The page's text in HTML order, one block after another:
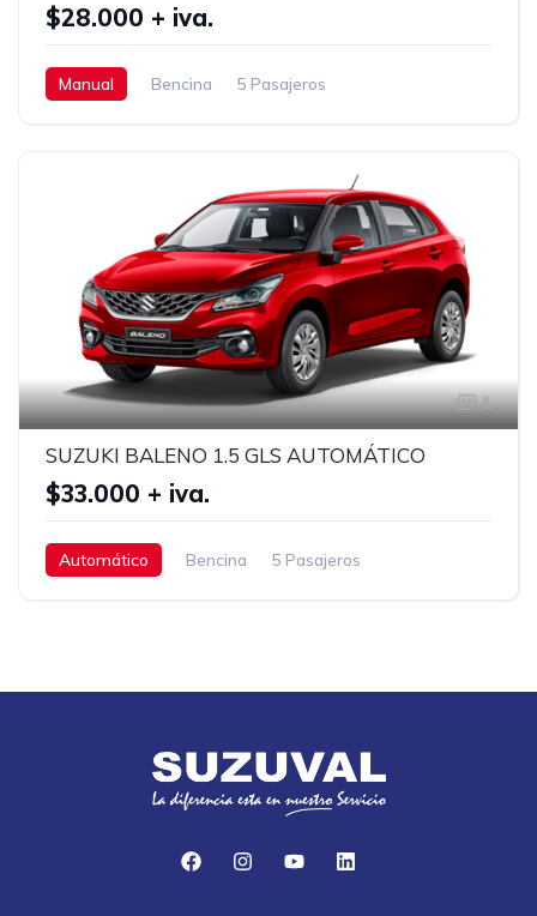
$28.000 + iva.
Manual Bencina 5 Pasajeros
1
SUZUKI BALENO 1.5 GLS AUTOMÁTICO
$33.000 + iva.
Automático Bencina 5 Pasajeros